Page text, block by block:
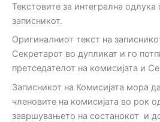
Текстовите за интегрална одлука
записникот.
Оригиналниот текст на
Секретарот во дупликат и го
претседателот на комисијата и
Записникот на Комисијата мора
членовите на комисијата во рок
завршувањето на состанокот и